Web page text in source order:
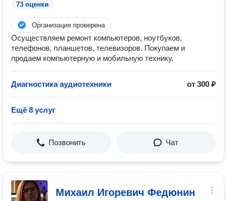
73 оценки
Организация проверена
Осуществляем ремонт компьютеров, ноутбуков,
телефонов, планшетов, телевизоров. Покупаем и
продаем компьютерную и мобильную технику.
Диагностика аудиотехники от 300 ₽
Ещё 8 услуг
Позвонить Чат
Михаил Игоревич Федюнин